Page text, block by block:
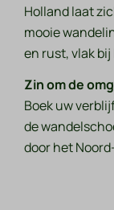
Holland laat
mooie
en rust, vlak bij
Zin om de
Boek uw
de
door het